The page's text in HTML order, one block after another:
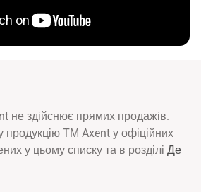
не здійснює прямих продажів.
продукцію ТМ Axent у офіційних
у цьому списку та в розділі Де